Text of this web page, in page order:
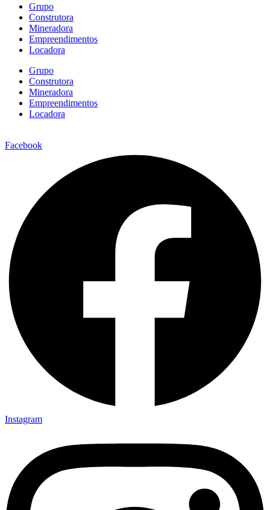
Grupo
Construtora
Mineradora
Empreendimentos
Locadora
Grupo
Construtora
Mineradora
Empreendimentos
Locadora
Facebook
Instagram